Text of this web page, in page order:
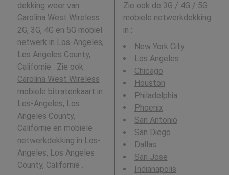
dekking weer van
Carolina West Wireless
2G, 3G, 4G en 5G mobiel
netwerk in Los-Angeles,
Los Angeles County,
Californië . Zie ook:
Carolina West Wireless
mobiele bitratenkaart in
Los-Angeles, Los
Angeles County,
Californië en mobiele
netwerkdekking in Los-
Angeles, Los Angeles
County, Californië .
Zie ook de 3G / 4G / 5G
mobiele netwerkdekking
in :
New York City
Los Angeles
Chicago
Houston
Philadelphia
Phoenix
San Antonio
San Diego
Dallas
San Jose
Indianapolis